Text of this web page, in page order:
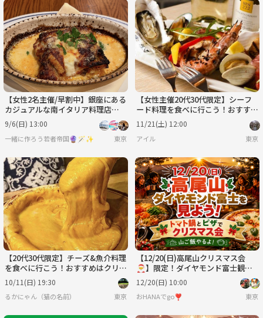
【女性2名主催/早割中】銀座にある
カジュアルな南イタリア料理店🙈
🙉🙊🥂🇮🇹🌿に行こう✨✨20代30
代限定
9/6(日) 13:00
一緒に作ろう若者帝国🔮🪄︎︎✨ 東京
【女性主催20代30代限定】シーフ
ード料理を食べに行こう！おすすめ
はアクアパッツァ🍒🎈
11/21(土) 12:00
アイル 東京
【20代30代限定】チーズ&魚介料理
を食べに行こう！おすすめはクリー
ムとチーズのオムレツ🐽🐽
10/11(日) 19:30
るかにゃん（猫の名前） 東京
【12/20(日)高尾山クリスマス会
🎅】限定！ダイヤモンド富士観賞
＆トマト鍋とピザで山ご飯交流会
🍕
12/20(日) 10:00
おHANAでgo❣️ 東京